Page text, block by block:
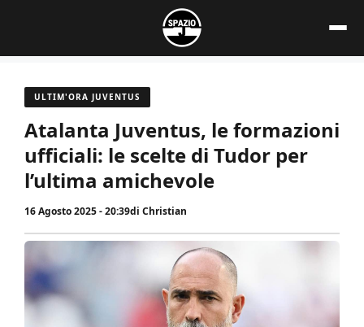
contenuto
ULTIM'ORA JUVENTUS
Atalanta Juventus, le formazioni
ufficiali: le scelte di Tudor per
l’ultima amichevole
16 Agosto 2025 - 20:39di Christian